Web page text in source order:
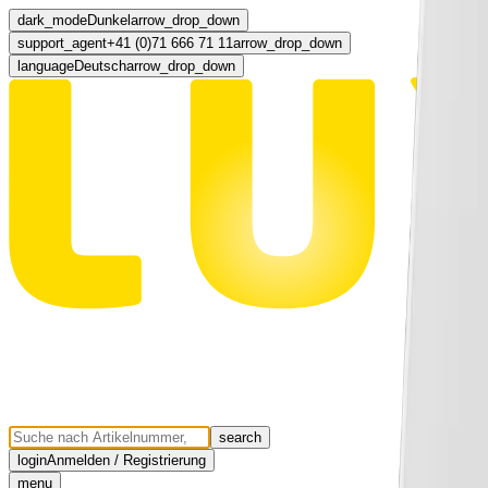
dark_modeDunkel arrow_drop_down
support_agent+41 (0)71 666 71 11arrow_drop_down
languageDeutscharrow_drop_down
search
loginAnmelden / Registrierung
menu